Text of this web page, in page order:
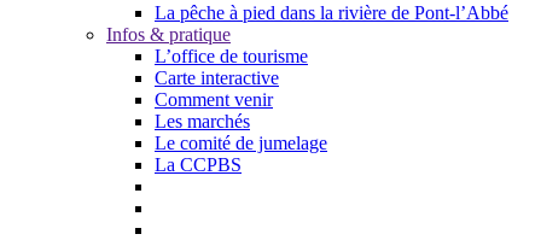
La pêche à pied dans la rivière de Pont-l’Abbé
Infos & pratique
L’office de tourisme
Carte interactive
Comment venir
Les marchés
Le comité de jumelage
La CCPBS